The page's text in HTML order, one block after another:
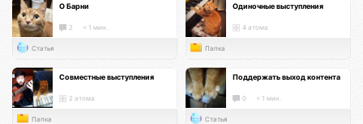
О Барни
2 < 1 мин.
Статья
Одиночные выступления
4 атома
Папка
Совместные выступления
2 атома
Папка
Поддержать выход контента
0 < 1 мин.
Статья